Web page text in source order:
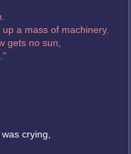
a mass of machinery.
gets no sun,
crying,